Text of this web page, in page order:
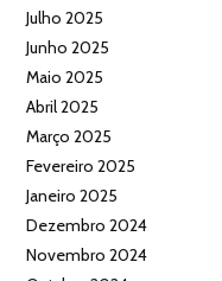
Julho 2025
Junho 2025
Maio 2025
Abril 2025
Março 2025
Fevereiro 2025
Janeiro 2025
Dezembro 2024
Novembro 2024